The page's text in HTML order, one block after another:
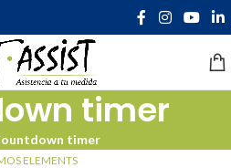
timer
timer
ELEMENTS